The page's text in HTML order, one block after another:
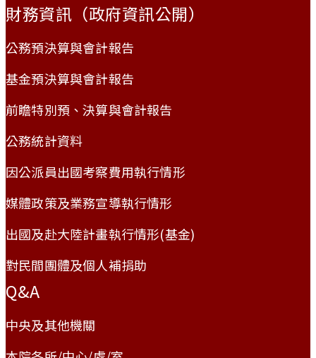
財務資訊（政府資訊公開）
公務預決算與會計報告
基金預決算與會計報告
前瞻特別預、決算與會計報告
公務統計資料
因公派員出國考察費用執行情形
媒體政策及業務宣導執行情形
出國及赴大陸計畫執行情形(基金)
對民間團體及個人補捐助
Q&A
中央及其他機關